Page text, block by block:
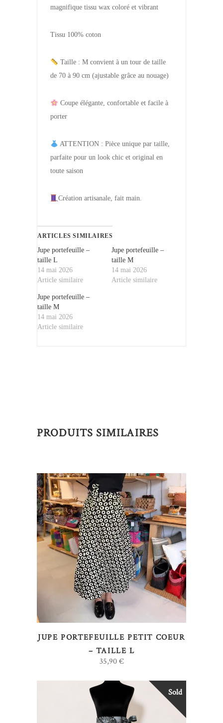
magnifique tissu wax coloré et vibrant
Tissu 100% coton
Taille : M convient à un tour de taille
de 70 à 90 cm (ajustable grâce au nouage)
Coupe élégante, confortable et facile à
porter
ATTENTION : Pièce unique par taille,
parfaite pour un look chic et original en
toute saison
Création artisanale, fait main.
ARTICLES SIMILAIRES
Jupe portefeuille –
taille L
14 mai 2026
Article similaire
Jupe portefeuille –
taille M
14 mai 2026
Article similaire
Jupe portefeuille –
taille M
14 mai 2026
Article similaire
PRODUITS SIMILAIRES
AJOUTER AU PANIER
JUPE PORTEFEUILLE PETIT COEUR
– TAILLE L
35,90€
Sold